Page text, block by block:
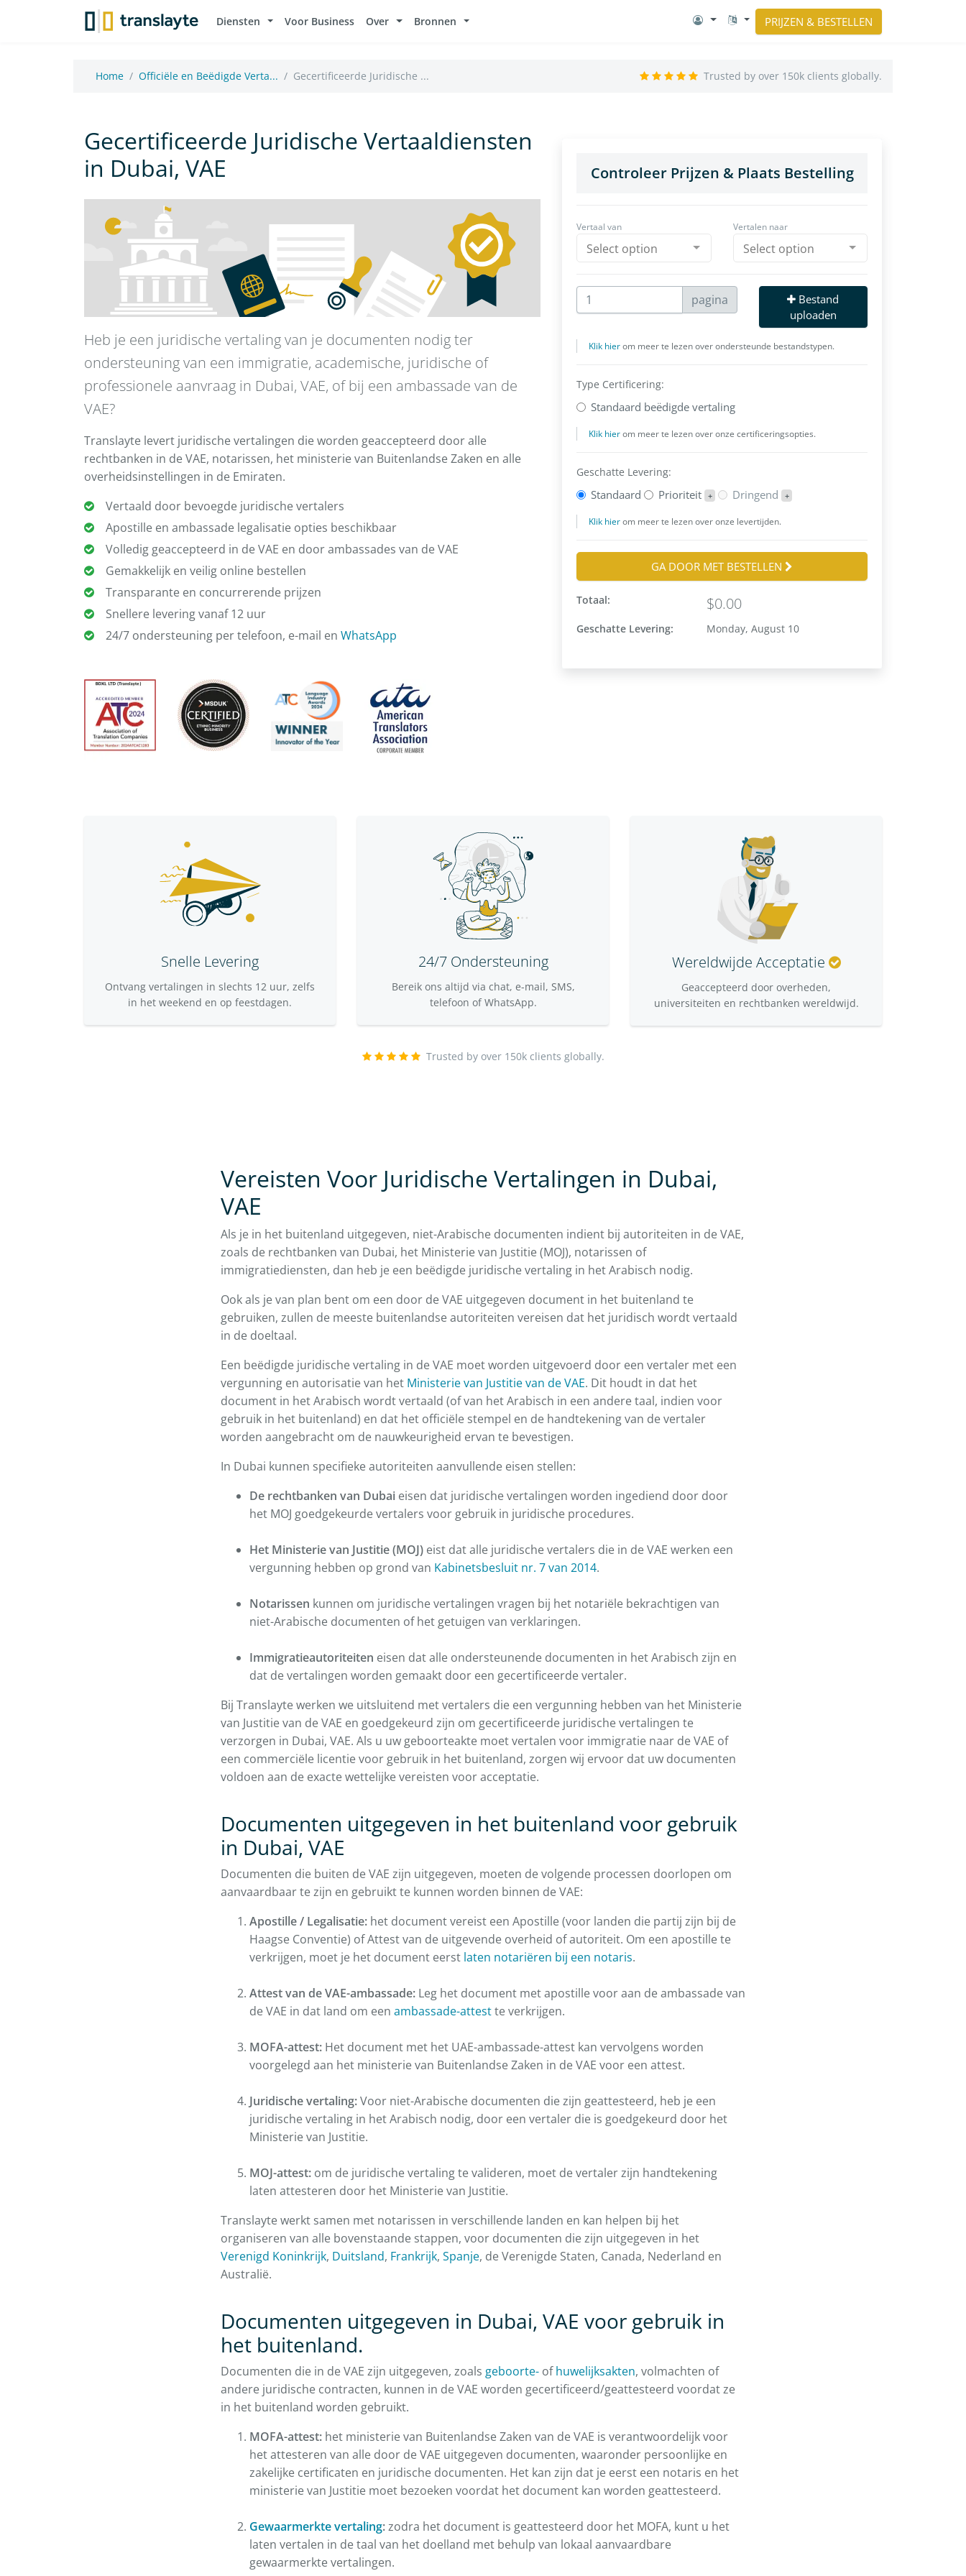
Diensten Voor Business Over Bronnen PRIJZEN & BESTELLEN
Home Officiële en Beëdigde Verta... Gecertificeerde Juridische ... Trusted by over 150k clients globally.
Gecertificeerde Juridische Vertaaldiensten
in Dubai, VAE
Heb je een juridische vertaling van je documenten nodig ter
ondersteuning van een immigratie, academische, juridische of
professionele aanvraag in Dubai, VAE, of bij een ambassade van de
VAE?
Translayte levert juridische vertalingen die worden geaccepteerd door alle
rechtbanken in de VAE, notarissen, het ministerie van Buitenlandse Zaken en alle
overheidsinstellingen in de Emiraten.
Vertaald door bevoegde juridische vertalers
Apostille en ambassade legalisatie opties beschikbaar
Volledig geaccepteerd in de VAE en door ambassades van de VAE
Gemakkelijk en veilig online bestellen
Transparante en concurrerende prijzen
Snellere levering vanaf 12 uur
24/7 ondersteuning per telefoon, e-mail en WhatsApp
Snelle Levering
Ontvang vertalingen in slechts 12 uur, zelfs
in het weekend en op feestdagen.
24/7 Ondersteuning
Bereik ons altijd via chat, e-mail, SMS,
telefoon of WhatsApp.
Wereldwijde Acceptatie
Geaccepteerd door overheden,
universiteiten en rechtbanken wereldwijd.
Trusted by over 150k clients globally.
Vereisten Voor Juridische Vertalingen in Dubai,
VAE
Als je in het buitenland uitgegeven, niet-Arabische documenten indient bij autoriteiten in de VAE,
zoals de rechtbanken van Dubai, het Ministerie van Justitie (MOJ), notarissen of
immigratiediensten, dan heb je een beëdigde juridische vertaling in het Arabisch nodig.
Ook als je van plan bent om een door de VAE uitgegeven document in het buitenland te
gebruiken, zullen de meeste buitenlandse autoriteiten vereisen dat het juridisch wordt vertaald
in de doeltaal.
Een beëdigde juridische vertaling in de VAE moet worden uitgevoerd door een vertaler met een
vergunning en autorisatie van het Ministerie van Justitie van de VAE. Dit houdt in dat het
document in het Arabisch wordt vertaald (of van het Arabisch in een andere taal, indien voor
gebruik in het buitenland) en dat het officiële stempel en de handtekening van de vertaler
worden aangebracht om de nauwkeurigheid ervan te bevestigen.
In Dubai kunnen specifieke autoriteiten aanvullende eisen stellen:
De rechtbanken van Dubai eisen dat juridische vertalingen worden ingediend door door
het MOJ goedgekeurde vertalers voor gebruik in juridische procedures.
Het Ministerie van Justitie (MOJ) eist dat alle juridische vertalers die in de VAE werken een
vergunning hebben op grond van Kabinetsbesluit nr. 7 van 2014.
Notarissen kunnen om juridische vertalingen vragen bij het notariële bekrachtigen van
niet-Arabische documenten of het getuigen van verklaringen.
Immigratieautoriteiten eisen dat alle ondersteunende documenten in het Arabisch zijn en
dat de vertalingen worden gemaakt door een gecertificeerde vertaler.
Bij Translayte werken we uitsluitend met vertalers die een vergunning hebben van het Ministerie
van Justitie van de VAE en goedgekeurd zijn om gecertificeerde juridische vertalingen te
verzorgen in Dubai, VAE. Als u uw geboorteakte moet vertalen voor immigratie naar de VAE of
een commerciële licentie voor gebruik in het buitenland, zorgen wij ervoor dat uw documenten
voldoen aan de exacte wettelijke vereisten voor acceptatie.
Documenten uitgegeven in het buitenland voor gebruik
in Dubai, VAE
Documenten die buiten de VAE zijn uitgegeven, moeten de volgende processen doorlopen om
aanvaardbaar te zijn en gebruikt te kunnen worden binnen de VAE:
Apostille / Legalisatie: het document vereist een Apostille (voor landen die partij zijn bij de
Haagse Conventie) of Attest van de uitgevende overheid of autoriteit. Om een apostille te
verkrijgen, moet je het document eerst laten notariëren bij een notaris.
Attest van de VAE-ambassade: Leg het document met apostille voor aan de ambassade van
de VAE in dat land om een ambassade-attestte verkrijgen.
MOFA-attest: Het document met het UAE-ambassade-attest kan vervolgens worden
voorgelegd aan het ministerie van Buitenlandse Zaken in de VAE voor een attest.
Juridische vertaling:Voor niet-Arabische documenten die zijn geattesteerd, heb je een
juridische vertaling in het Arabisch nodig, door een vertaler die is goedgekeurd door het
Ministerie van Justitie.
MOJ-attest: om de juridische vertaling te valideren, moet de vertaler zijn handtekening
laten attesteren door het Ministerie van Justitie.
Translayte werkt samen met notarissen in verschillende landen en kan helpen bij het
organiseren van alle bovenstaande stappen, voor documenten die zijn uitgegeven in het
Verenigd Koninkrijk, Duitsland, Frankrijk, Spanje, de Verenigde Staten, Canada, Nederland en
Australië.
Documenten uitgegeven in Dubai, VAE voor gebruik in
het buitenland.
Documenten die in de VAE zijn uitgegeven, zoals geboorte- ofhuwelijksakten, volmachten of
andere juridische contracten, kunnen in de VAE worden gecertificeerd/geattesteerd voordat ze
in het buitenland worden gebruikt.
MOFA-attest: het ministerie van Buitenlandse Zaken van de VAE is verantwoordelijk voor
het attesteren van alle door de VAE uitgegeven documenten, waaronder persoonlijke en
zakelijke certificaten en juridische documenten. Het kan zijn dat je eerst een notaris en het
ministerie van Justitie moet bezoeken voordat het document kan worden geattesteerd.
Gewaarmerkte vertaling:zodra het document is geattesteerd door het MOFA, kunt u het
laten vertalen in de taal van het doelland met behulp van lokaal aanvaardbare
gewaarmerkte vertalingen.